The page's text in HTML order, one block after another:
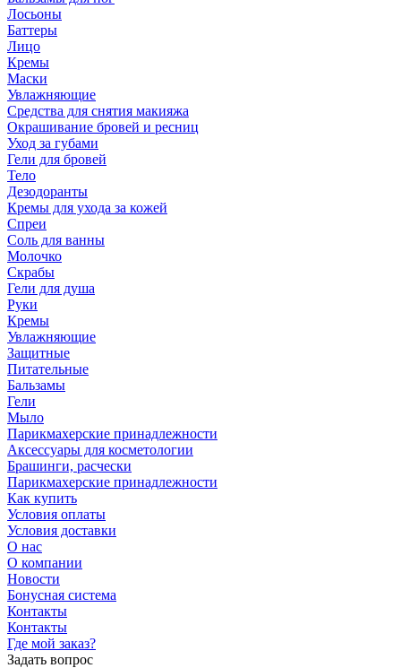
Лосьоны
Баттеры
Лицо
Кремы
Маски
Увлажняющие
Средства для снятия макияжа
Окрашивание бровей и ресниц
Уход за губами
Гели для бровей
Тело
Дезодоранты
Кремы для ухода за кожей
Спреи
Соль для ванны
Молочко
Скрабы
Гели для душа
Руки
Кремы
Увлажняющие
Защитные
Питательные
Бальзамы
Гели
Мыло
Парикмахерские принадлежности
Аксессуары для косметологии
Брашинги, расчески
Парикмахерские принадлежности
Как купить
Условия оплаты
Условия доставки
О нас
О компании
Новости
Бонусная система
Контакты
Контакты
Где мой заказ?
Задать вопрос